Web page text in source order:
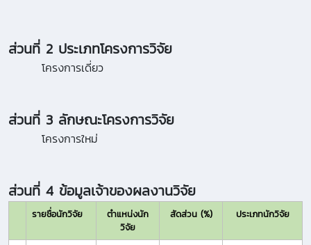
ส่วนที่ 2 ประเภทโครงการวิจัย
โครงการเดี่ยว
ส่วนที่ 3 ลักษณะโครงการวิจัย
โครงการใหม่
ส่วนที่ 4 ข้อมูลเจ้าของผลงานวิจัย
รายชื่อนักวิจัย
ตำแหน่งนัก
วิจัย
สัดส่วน (%) ประเภทนักวิจัย